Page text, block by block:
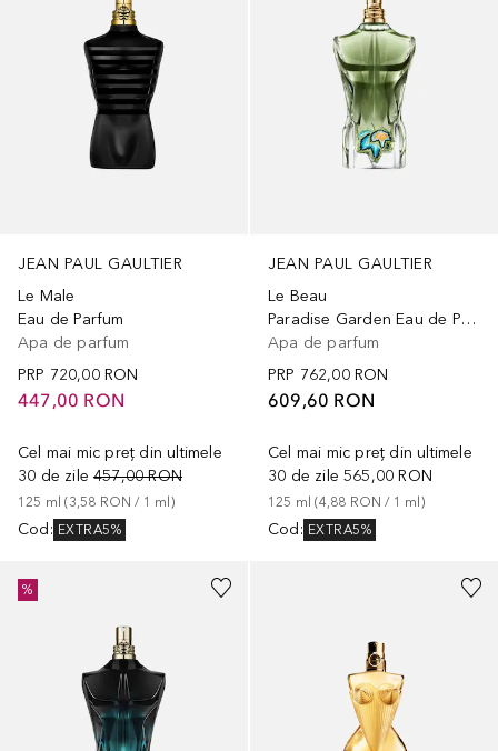
JEAN PAUL GAULTIER
Le Male
Eau de Parfum
Apa de parfum
PRP 720,00 RON
447,00 RON
Cel mai mic preț din ultimele
30 de zile 457,00 RON
125 ml (3,58 RON / 1 ml )
Cod : EXTRA5%
JEAN PAUL GAULTIER
Le Beau
Paradise Garden Eau de Parfum
Apa de parfum
PRP 762,00 RON
609,60 RON
Cel mai mic preț din ultimele
30 de zile 565,00 RON
125 ml (4,88 RON / 1 ml )
Cod : EXTRA5%
%